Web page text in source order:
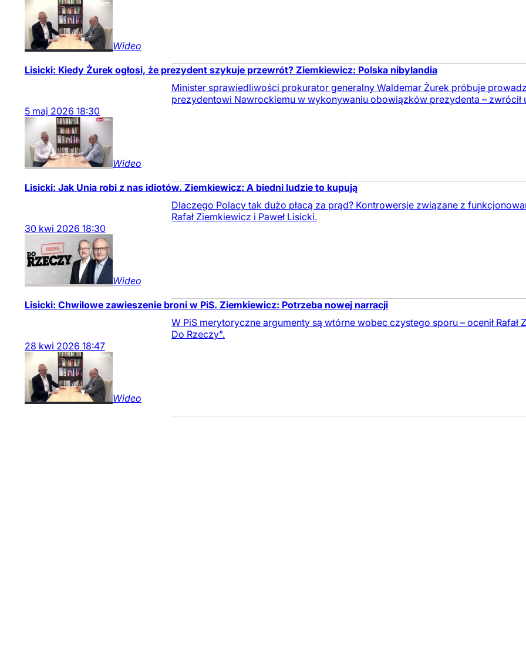
Wideo
Lisicki: Kiedy Żurek ogłosi, że prezydent szykuje przewrót? Ziemkiewicz: Polska nibylandia
Minister sprawiedliwości prokurator generalny Waldemar Żurek próbuje
prezydentowi Nawrockiemu w wykonywaniu obowiązków prezydenta – zwrócił
5 maj 2026 18:30
Wideo
Lisicki: Jak Unia robi z nas idiotów. Ziemkiewicz: A biedni ludzie to kupują
Dlaczego Polacy tak dużo płacą za prąd? Kontrowersje związane z
Rafał Ziemkiewicz i Paweł Lisicki.
30 kwi 2026 18:30
Wideo
Lisicki: Chwilowe zawieszenie broni w PiS. Ziemkiewicz: Potrzeba nowej narracji
W PiS merytoryczne argumenty są wtórne wobec czystego sporu – ocenił
Do Rzeczy".
28 kwi 2026 18:47
Wideo